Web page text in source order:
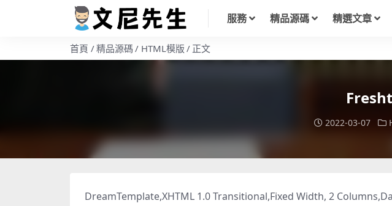
服務 精品源碼 精選文章
首頁 精品源碼 HTML模版 正文
2022-03-07
DreamTemplate,XHTML 1.0 Transitional,Fixed Width, 2